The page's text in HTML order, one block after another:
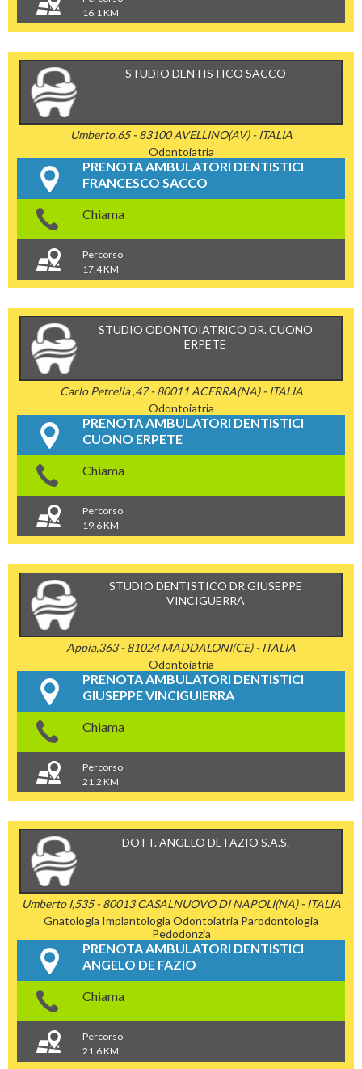
16,1 KM
STUDIO DENTISTICO SACCO
Umberto,65 - 83100 AVELLINO(AV) - ITALIA
Odontoiatria
PRENOTA AMBULATORI DENTISTICI
FRANCESCO SACCO
Chiama
Percorso
17,4 KM
STUDIO ODONTOIATRICO DR. CUONO
ERPETE
Carlo Petrella ,47 - 80011 ACERRA(NA) - ITALIA
Odontoiatria
PRENOTA AMBULATORI DENTISTICI
CUONO ERPETE
Chiama
Percorso
19,6 KM
STUDIO DENTISTICO DR GIUSEPPE
VINCIGUERRA
Appia,363 - 81024 MADDALONI(CE) - ITALIA
Odontoiatria
PRENOTA AMBULATORI DENTISTICI
GIUSEPPE VINCIGUIERRA
Chiama
Percorso
21,2 KM
DOTT. ANGELO DE FAZIO S.A.S.
Umberto I,535 - 80013 CASALNUOVO DI NAPOLI(NA) - ITALIA
Gnatologia Implantologia Odontoiatria Parodontologia
Pedodonzia
PRENOTA AMBULATORI DENTISTICI
ANGELO DE FAZIO
Chiama
Percorso
21,6 KM